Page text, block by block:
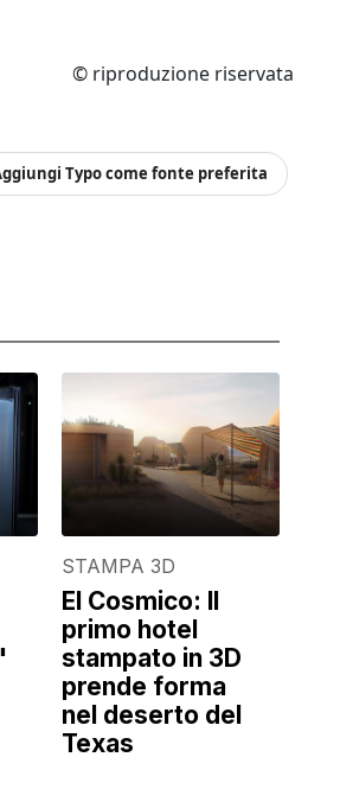
© riproduzione riservata
Typo come fonte preferita
STAMPA 3D
El Cosmico: Il
primo hotel
stampato in 3D
prende forma
nel deserto del
Texas